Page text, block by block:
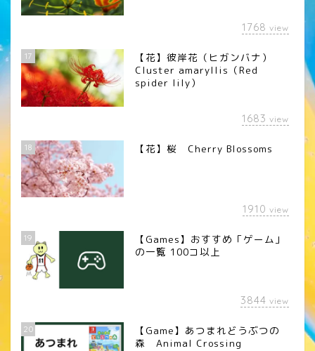
1768 view
17
【花】彼岸花（ヒガンバナ）
Cluster amaryllis（Red
spider lily）
1683 view
18 【花】桜 Cherry Blossoms
1910 view
19
【Games】おすすめ「ゲーム」
の一覧 100コ以上
3844 view
20
【Game】あつまれどうぶつの
森 Animal Crossing